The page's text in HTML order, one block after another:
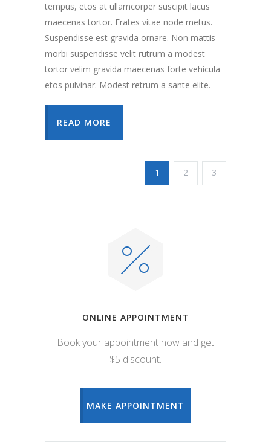
tempus, etos at ullamcorper suscipit lacus
maecenas tortor. Erates vitae node metus.
Suspendisse est gravida ornare. Non mattis
morbi suspendisse velit rutrum a modest
tortor velim gravida maecenas forte vehicula
etos pulvinar. Modest retrum a sante elite.
READ MORE
1 2 3
ONLINE APPOINTMENT
Book your appointment now and get
$5 discount.
MAKE APPOINTMENT